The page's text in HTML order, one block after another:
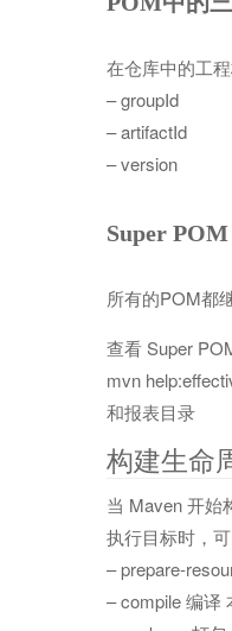
在仓库中的工
– groupId
– artifactId
– version
Super POM
所有的POM都
查看 Super
mvn
和报表目录
构建生命
当 Maven 开始
执行目标时，
– prepare-
– compile 编译